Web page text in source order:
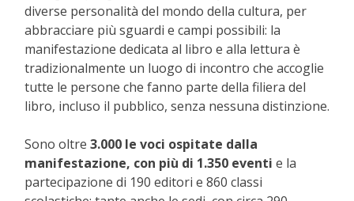
diverse personalità del mondo della cultura, per
abbracciare più sguardi e campi possibili: la
manifestazione dedicata al libro e alla lettura è
tradizionalmente un luogo di incontro che accoglie
tutte le persone che fanno parte della filiera del
libro, incluso il pubblico, senza nessuna distinzione.
Sono oltre 3.000 le voci ospitate dalla
manifestazione, con più di 1.350 eventi e la
partecipazione di 190 editori e 860 classi